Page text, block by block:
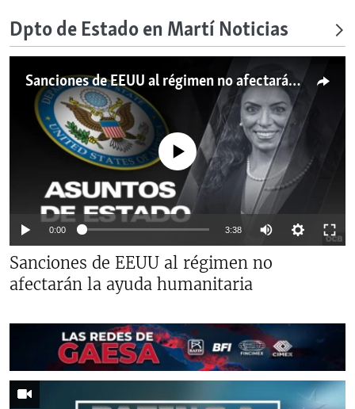
Dpto de Estado en Martí Noticias
Sanciones de EEUU al régimen no afectarán la ayuda humanitaria
480p 720p
No media source currently available
0:00 3:38
480p
720p
Sanciones de EEUU al régimen no
afectarán la ayuda humanitaria